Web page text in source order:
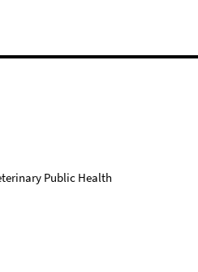
Public Health